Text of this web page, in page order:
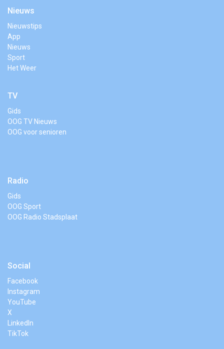
Nieuws
Nieuwstips
App
Nieuws
Sport
Het Weer
TV
Gids
OOG TV Nieuws
OOG voor senioren
Radio
Gids
OOG Sport
OOG Radio Stadsplaat
Social
Facebook
Instagram
YouTube
X
LinkedIn
TikTok